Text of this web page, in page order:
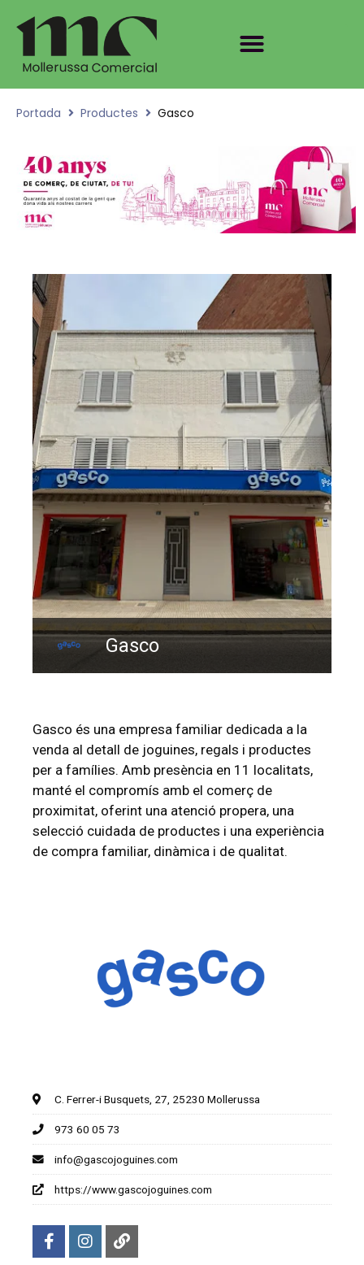
Portada Productes Gasco
Gasco
Gasco és una empresa familiar dedicada a la
venda al detall de joguines, regals i productes
per a famílies. Amb presència en 11 localitats,
manté el compromís amb el comerç de
proximitat, oferint una atenció propera, una
selecció cuidada de productes i una experiència
de compra familiar, dinàmica i de qualitat.
C. Ferrer-i Busquets, 27, 25230 Mollerussa
973 60 05 73
info@gascojoguines.com
https://www.gascojoguines.com